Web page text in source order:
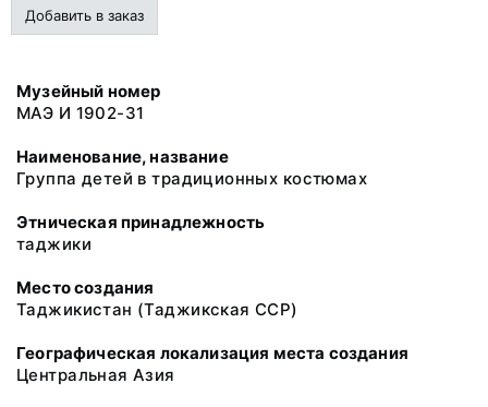
Добавить в заказ
Музейный номер
МАЭ И 1902-31
Наименование, название
Группа детей в традиционных костюмах
Этническая принадлежность
таджики
Место создания
Таджикистан (Таджикская ССР)
Географическая локализация места создания
Центральная Азия